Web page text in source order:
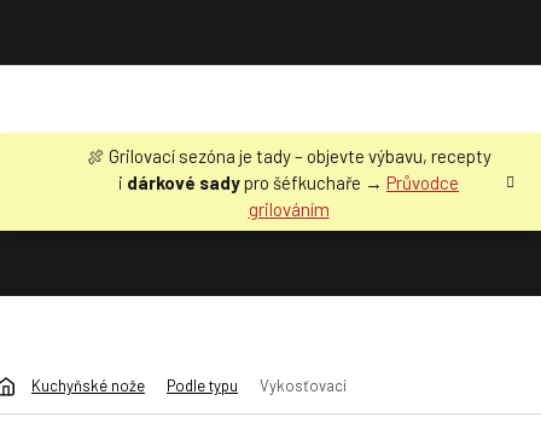
🍖 Grilovací sezóna je tady – objevte výbavu, recepty
i dárkové sadypro šéfkuchaře → Průvodce
grilováním
Kuchyňské nože Podle typu Vykosťovací